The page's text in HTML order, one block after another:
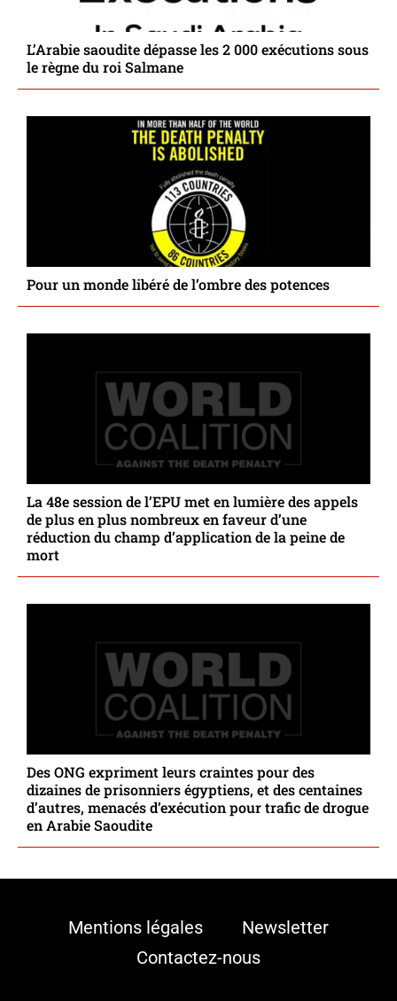
L’Arabie saoudite dépasse les 2 000 exécutions sous
le règne du roi Salmane
Pour un monde libéré de l’ombre des potences
La 48e session de l’EPU met en lumière des appels
de plus en plus nombreux en faveur d’une
réduction du champ d’application de la peine de
mort
Des ONG expriment leurs craintes pour des
dizaines de prisonniers égyptiens, et des centaines
d’autres, menacés d’exécution pour trafic de drogue
en Arabie Saoudite
Mentions légales
Newsletter
Contactez-nous